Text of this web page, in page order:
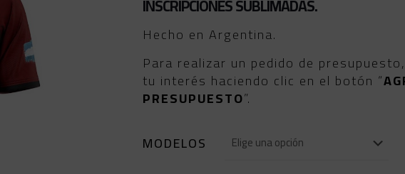
INSCRIPCIONES SUBLIMADAS.
Hecho en Argentina.
Para realizar un pedido de
tu interés haciendo clic en el botón “
PRESUPUESTO”.
MODELOS